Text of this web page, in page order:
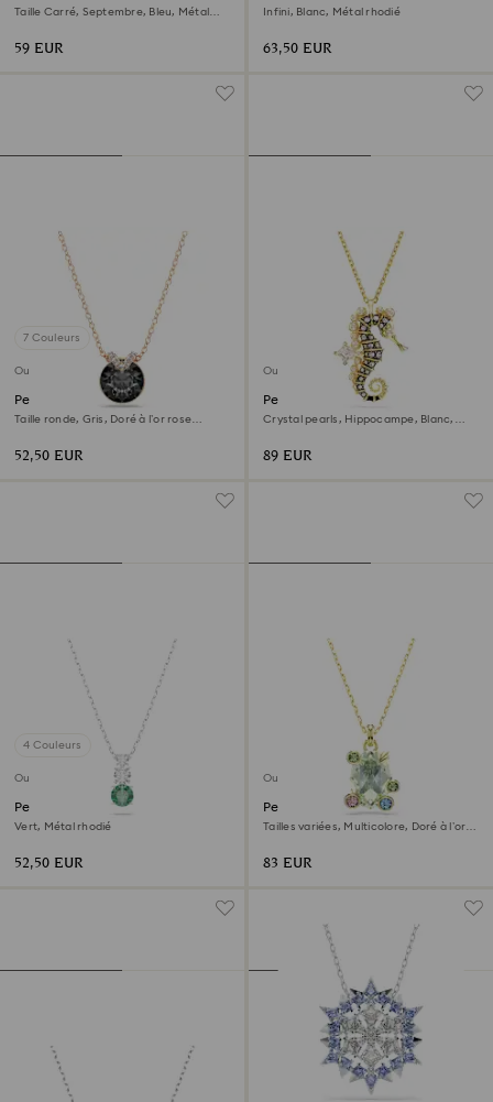
Taille Carré, Septembre, Bleu, Métal
59 EUR
Infini, Blanc, Métal rhodié
63,50 EUR
7 Couleurs
Outlet
Pendentif Bella V
Taille ronde, Gris, Doré à l’or rose
52,50 EUR
Outlet
Pendentif Idyllia
Crystal pearls, Hippocampe, Blanc,
89 EUR
4 Couleurs
Outlet
Pendentif Stilla Attract
Vert, Métal rhodié
52,50 EUR
Outlet
Pendentif Gema
Tailles variées, Multicolore, Doré à l’or
83 EUR